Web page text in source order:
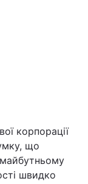
корпорації
що
швидко